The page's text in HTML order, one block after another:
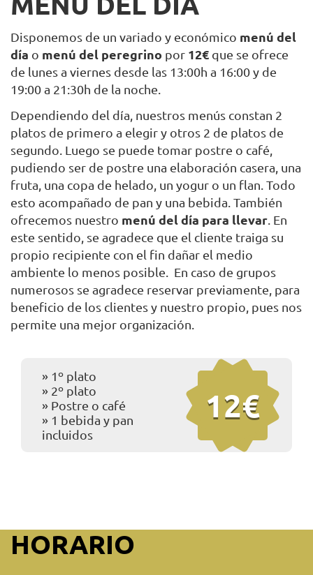
Disponemos de un variado y económico menú del
día o menú del peregrino por 12€ que se ofrece
de lunes a viernes desde las 13:00h a 16:00 y de
19:00 a 21:30h de la noche.
Dependiendo del día, nuestros menús constan 2
platos de primero a elegir y otros 2 de platos de
segundo. Luego se puede tomar postre o café,
pudiendo ser de postre una elaboración casera, una
fruta, una copa de helado, un yogur o un flan. Todo
esto acompañado de pan y una bebida. También
ofrecemos nuestro menú del día para llevar . En
este sentido, se agradece que el cliente traiga su
propio recipiente con el fin dañar el medio
ambiente lo menos posible. En caso de grupos
numerosos se agradece reservar previamente, para
beneficio de los clientes y nuestro propio, pues nos
permite una mejor organización.
1º plato
2º plato
Postre o café
1 bebida y pan
incluidos
12€
HORARIO